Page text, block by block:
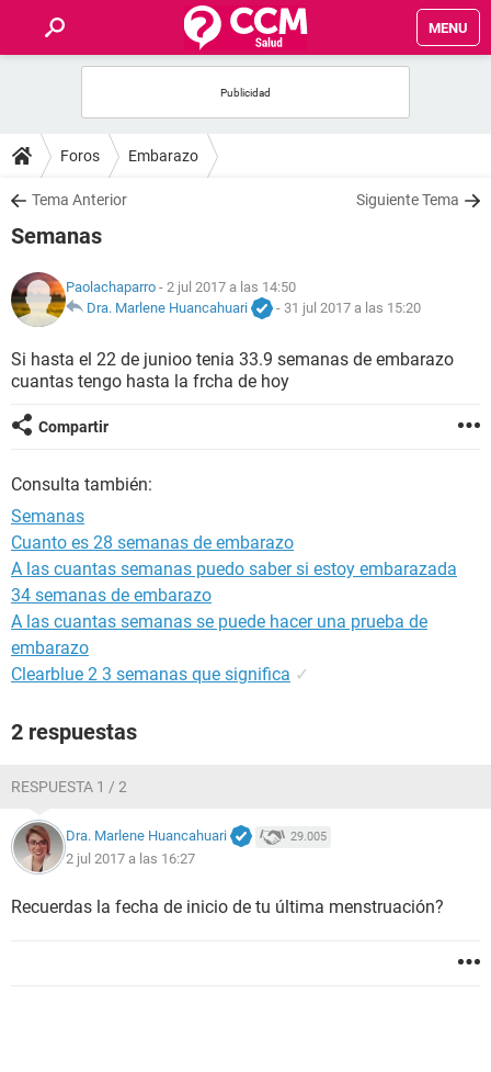
MENU
FOROS
SALUD
NUTRICIÓN
BIENESTAR
SEXUALIDAD
GLOSARIO
Foros Embarazo
Tema Anterior Siguiente Tema
Semanas
Paolachaparro - 2 jul 2017 a las 14:50
Dra. Marlene Huancahuari
- 31 jul 2017 a las 15:20
Si hasta el 22 de junioo tenia 33.9 semanas de embarazo
cuantas tengo hasta la frcha de hoy
Compartir
Consulta también:
Semanas
Cuanto es 28 semanas de embarazo
A las cuantas semanas puedo saber si estoy embarazada
34 semanas de embarazo
A las cuantas semanas se puede hacer una prueba de
embarazo
Clearblue 2 3 semanas que significa ✓
2 respuestas
RESPUESTA 1 / 2
Dra. Marlene Huancahuari 29.005
2 jul 2017 a las 16:27
Recuerdas la fecha de inicio de tu última menstruación?